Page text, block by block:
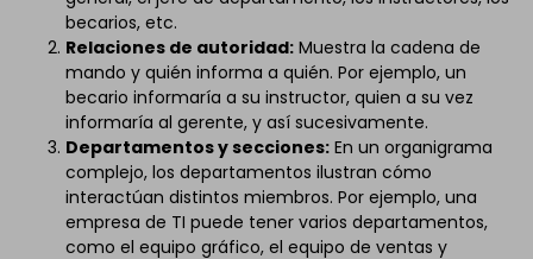
becarios, etc.
Relaciones de autoridad: Muestra la cadena de
mando y quién informa a quién. Por ejemplo, un
becario informaría a su instructor, quien a su vez
informaría al gerente, y así sucesivamente.
Departamentos y secciones: En un organigrama
complejo, los departamentos ilustran cómo
interactúan distintos miembros. Por ejemplo, una
empresa de TI puede tener varios departamentos,
como el equipo gráfico, el equipo de ventas y